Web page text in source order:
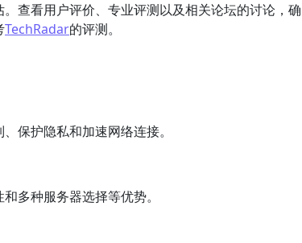
查看用户评价、专业评测以及相关论坛的讨论，确
TechRadar的评测。
保护隐私和加速网络连接。
多种服务器选择等优势。